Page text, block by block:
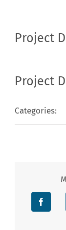
Project
Project
Categories: